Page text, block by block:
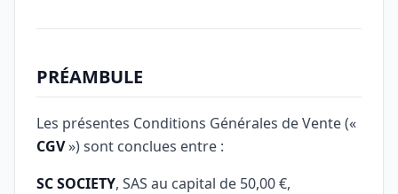
PRÉAMBULE
Les présentes Conditions Générales de Vente («
CGV») sont conclues entre :
SC SOCIETY, SAS au capital de 50,00 €,